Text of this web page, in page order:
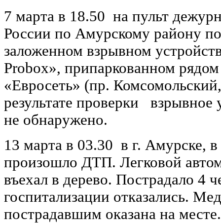
7 марта в 18.50 на пульт
России по Амурскому району
заложенном взрывном
Proboх», припаркованном
«Евросеть» (пр.
результате проверки взрывное
не обнаружено.
13 марта в 03.30 в г. Амурске,
произошло ДТП. Легковой
въехал в дерево. Пострадало 4
госпитализации отказались.
пострадавшим оказана на месте.